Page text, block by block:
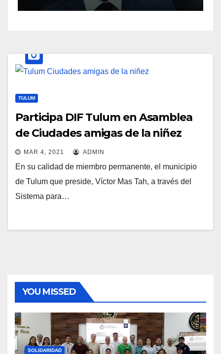
TULUM
Participa DIF Tulum en Asamblea
de Ciudades amigas de la niñez
MAR 4, 2021 ADMIN
En su calidad de miembro permanente, el municipio
de Tulum que preside, Víctor Mas Tah, a través del
Sistema para…
YOU MISSED
SOLIDARIDAD